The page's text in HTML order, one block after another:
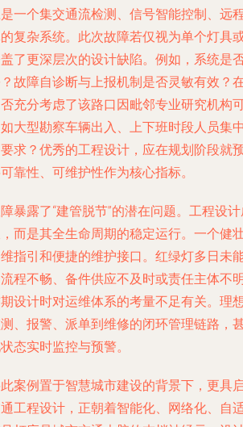
一个集交通流检测、信号智能控制、远
复杂系统。此次故障若仅视为单个灯具
了更深层次的设计缺陷。例如，系统是
故障自诊断与上报机制是否灵敏有效？
充分考虑了该路口因毗邻专业研究机构
大型勘察车辆出入、上下班时段人员集
求？优秀的工程设计，应在规划阶段就
靠性、可维护性作为核心指标。
暴露了“建管脱节”的潜在问题。工程设
而是其全生命周期的稳定运行。一个健
指引和便捷的维护接口。红绿灯多日未
程不畅、备件供应不及时或责任主体不
设计时对运维体系的考量不足有关。理
、报警、派单到维修的闭环管理链路，
态实时监控与预警。
案例置于智慧城市建设的背景下，更具
工程设计，正朝着智能化、网络化、自